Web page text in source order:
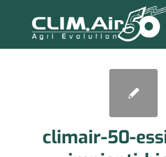
climair-50-